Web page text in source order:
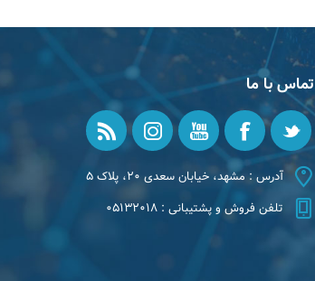
تماس با ما
آدرس : مشهد، خیابان سعدی ۲۰، پلاک ۵
تلفن فروش و پشتیبانی : ۰۵۱۳۲۰۱۸